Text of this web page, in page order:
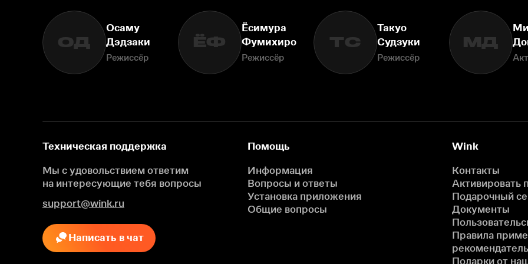
ОД
Осаму
Дэдзаки
Режиссёр
ЁФ
Ёсимура
Фумихиро
Режиссёр
ТС
Такуо
Судзуки
Режиссёр
МД
Техническая поддержка
Мы с удовольствием ответим
на интересующие тебя вопросы
support@wink.ru
Написать в чат
Помощь
Информация
Вопросы и ответы
Установка приложения
Общие вопросы
Wink
Контакты
Активировать
Подарочный
Документы
Правила
Подарки от